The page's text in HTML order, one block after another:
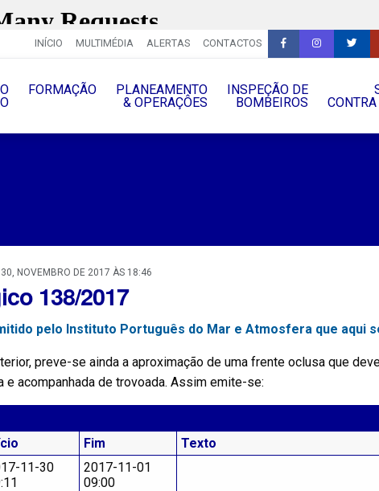
INÍCIO MULTIMÉDIA ALERTAS CONTACTOS
FORMAÇÃO
PLANEAMENTO
& OPERAÇÔES
INSPEÇÃO DE
BOMBEIROS
NOVEMBRO DE 2017 ÀS 18:46
138/2017
pelo Instituto Português do Mar e Atmosfera que aqui
preve-se ainda a aproximação de uma frente oclusa que
acompanhada de trovoada. Assim emite-se:
Fim Texto
11-30
2017-11-01
09:00